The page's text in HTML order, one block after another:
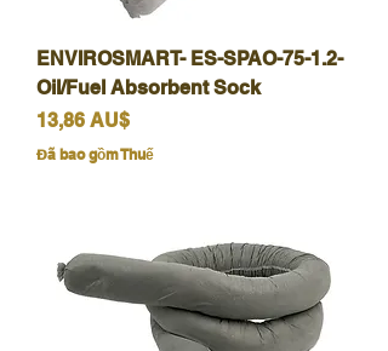
ENVIROSMART- ES-SPAO-75-1.2-
Oil/Fuel Absorbent Sock
Giá
13,86 AU$
Đã bao gồm Thuế